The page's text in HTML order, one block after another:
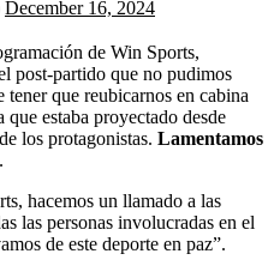
December 16, 2024
de Win Sports,
post-partido que no pudimos
tener que reubicarnos en cabina
estaba proyectado desde
los protagonistas. Lamentamos
hacemos un llamado a las
las personas involucradas en el
de este deporte en paz”.